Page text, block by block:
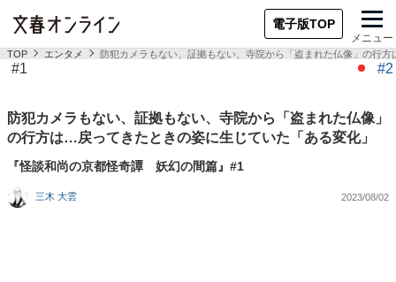
電子版TOP
メニュー
TOP エンタメ 防犯カメラもない、証拠もない、寺院から「盗まれた仏像」の行
#1 #2
防犯カメラもない、証拠もない、寺院から「盗まれた仏像」
の行方は…戻ってきたときの姿に生じていた「ある変化」
『怪談和尚の京都怪奇譚 妖幻の間篇』#1
三木 大雲 2023/08/02